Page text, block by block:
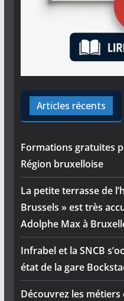
Articles récents
Formations gratuites
Région bruxelloise
La petite terrasse de
Brussels » est très
Adolphe Max à
Infrabel et la SNCB
état de la gare
Découvrez les métiers